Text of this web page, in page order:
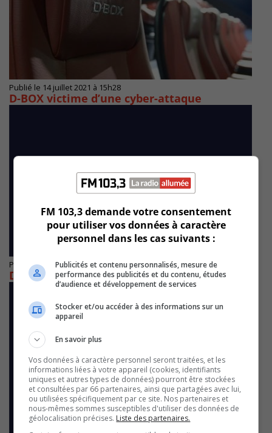
Publié le 14 juillet 2021 à 15h28
D-BOX victime d’une cyber-attaque
Publié le 19 janvier 2021 à 21h00
D-BOX et Audiokinectic s’associent
FM 103,3 demande votre consentement
pour utiliser vos données à caractère
personnel dans les cas suivants :
Publicités et contenu personnalisés, mesure de
performance des publicités et du contenu, études
d’audience et développement de services
Stocker et/ou accéder à des informations sur un
appareil
En savoir plus
Vos données à caractère personnel seront traitées, et les
informations liées à votre appareil (cookies, identifiants
uniques et autres types de données) pourront être stockées
et consultées par 66 partenaires, ainsi que partagées avec lui,
ou utilisées spécifiquement par ce site. Nos partenaires et
nous-mêmes sommes susceptibles d'utiliser des données de
géolocalisation précises. Liste des partenaires.